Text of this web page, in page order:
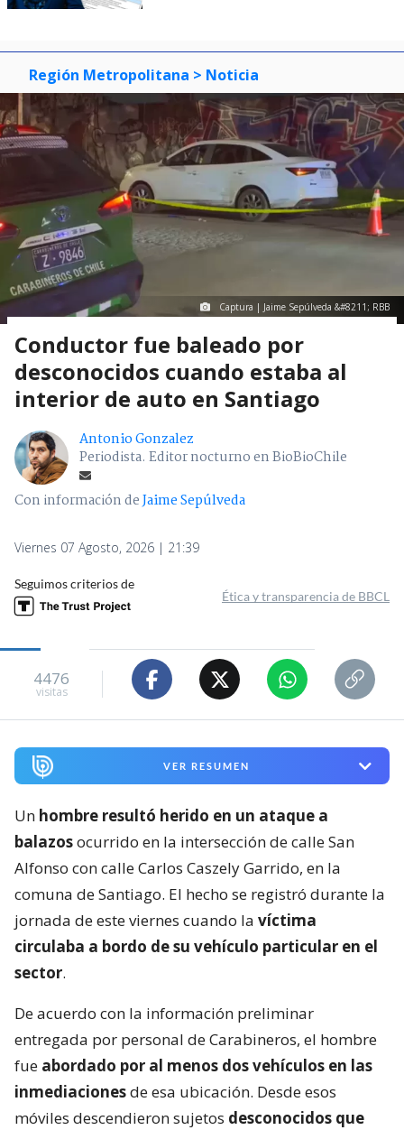
Región Metropolitana > Noticia
Captura | Jaime Sepúlveda &#8211; RBB
Conductor fue baleado por
desconocidos cuando estaba al
interior de auto en Santiago
Antonio Gonzalez
Periodista. Editor nocturno en BioBioChile
Con información deJaime Sepúlveda
Viernes 07 Agosto, 2026 | 21:39
Seguimos criterios de
Ética y transparencia de BBCL
4476
visitas
VER RESUMEN
Un hombre resultó herido en un ataque a
balazosocurrido en la intersección de calle San
Alfonso con calle Carlos Caszely Garrido, en la
comuna de Santiago. El hecho se registró durante la
jornada de este viernes cuando la víctima
circulaba a bordo de su vehículo particular en el
sector.
De acuerdo con la información preliminar
entregada por personal de Carabineros, el hombre
fue abordado por al menos dos vehículos en las
inmediacionesde esa ubicación. Desde esos
móviles descendieron sujetos desconocidos que